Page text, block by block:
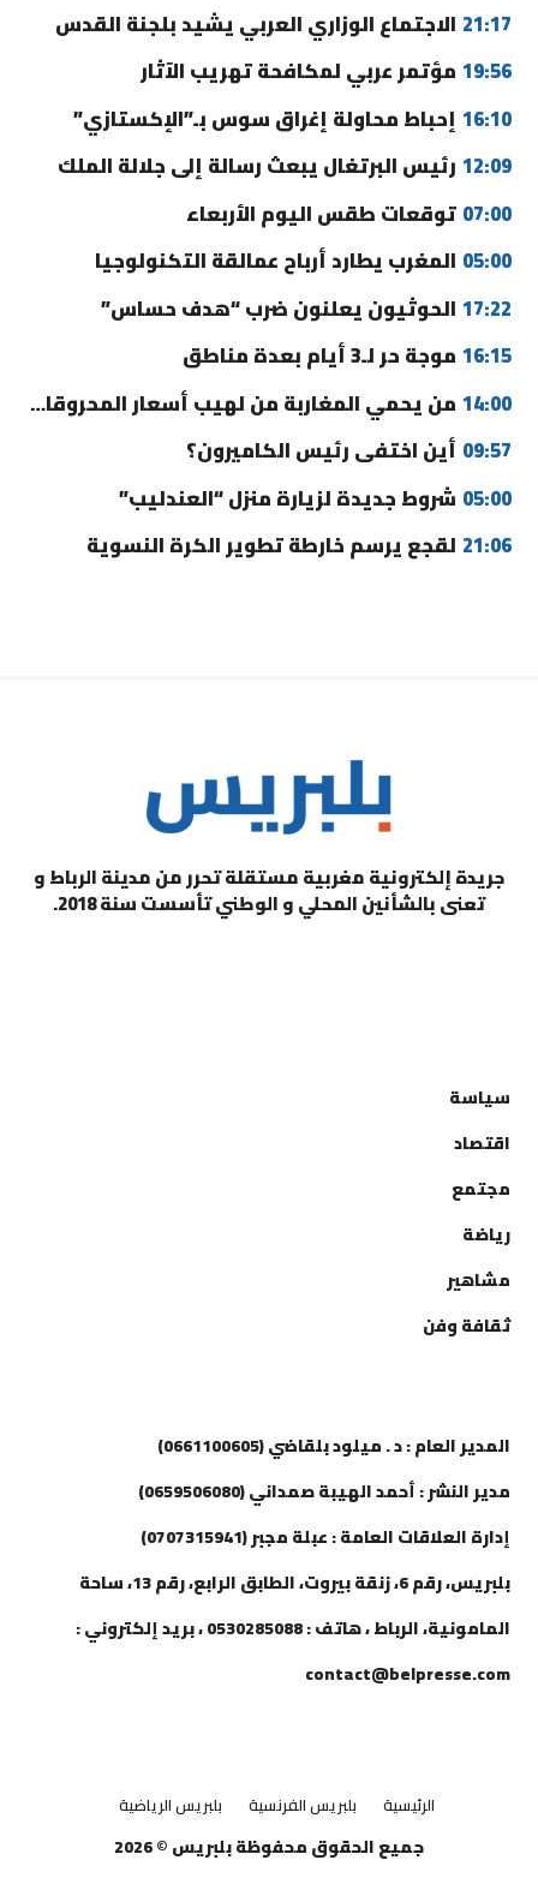
21:17 الاجتماع الوزاري العربي يشيد بلجنة القدس
19:56 مؤتمر عربي لمكافحة تهريب الآثار
16:10 إحباط محاولة إغراق سوس بـ”الإكستازي”
12:09 رئيس البرتغال يبعث رسالة إلى جلالة الملك
07:00 توقعات طقس اليوم الأربعاء
05:00 المغرب يطارد أرباح عمالقة التكنولوجيا
17:22 الحوثيون يعلنون ضرب “هدف حساس”
16:15 موجة حر لـ3 أيام بعدة مناطق
14:00 من يحمي المغاربة من لهيب أسعار المحروقات؟
09:57 أين اختفى رئيس الكاميرون؟
05:00 شروط جديدة لزيارة منزل “العندليب”
21:06 لقجع يرسم خارطة تطوير الكرة النسوية
جريدة إلكترونية مغربية مستقلة تحرر من مدينة الرباط و
تعنى بالشأنين المحلي و الوطني تأسست سنة 2018.
سياسة
اقتصاد
مجتمع
رياضة
مشاهير
ثقافة وفن
المدير العام : د . ميلود بلقاضي (0661100605)
مدير النشر : أحمد الهيبة صمداني (0659506080)
إدارة العلاقات العامة : عبلة مجبر (0707315941)
بلبريس، رقم 6، زنقة بيروت، الطابق الرابع، رقم 13، ساحة
المامونية، الرباط ، هاتف : 0530285088 ، بريد إلكتروني :
contact@belpresse.com
الرئيسية بلبريس الفرنسية بلبريس الرياضية
جميع الحقوق محفوظة بلبريس © 2026